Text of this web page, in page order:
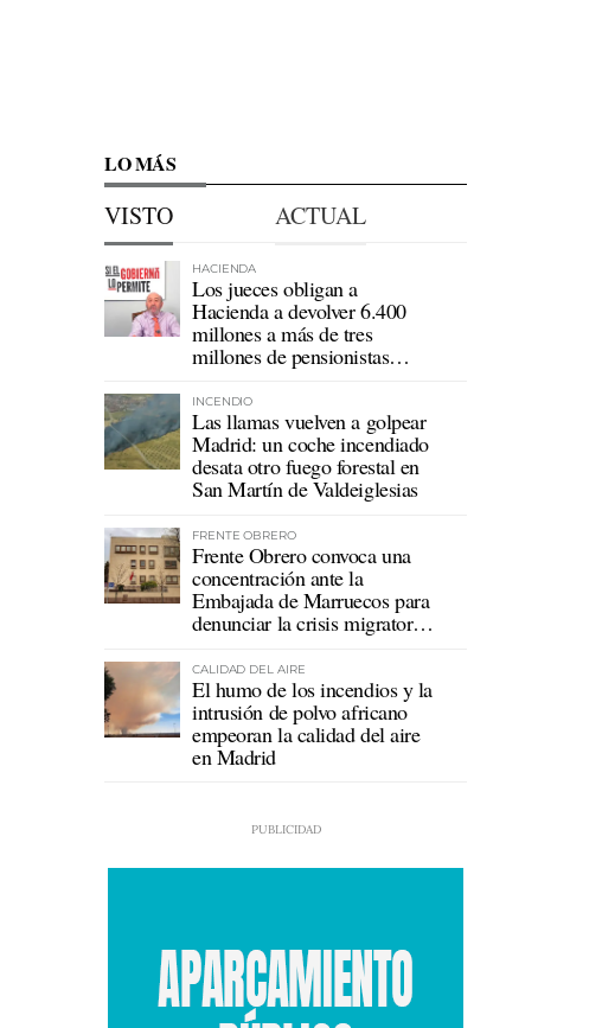
LO MÁS
VISTO ACTUAL
HACIENDA
Los jueces obligan a
Hacienda a devolver 6.400
millones a más de tres
millones de pensionistas
INCENDIO
Las llamas vuelven a golpear
Madrid: un coche incendiado
desata otro fuego forestal en
San Martín de Valdeiglesias
FRENTE OBRERO
Frente Obrero convoca una
concentración ante la
Embajada de Marruecos para
denunciar la crisis migratoria
CALIDAD DEL AIRE
El humo de los incendios y la
intrusión de polvo africano
empeoran la calidad del aire
en Madrid